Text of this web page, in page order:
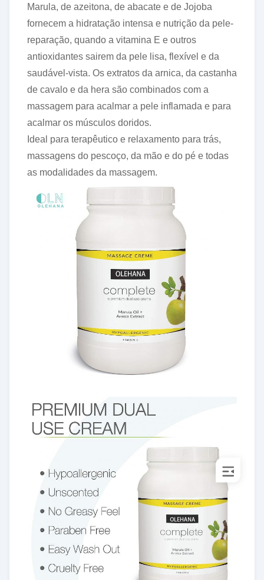
Marula, de azeitona, de abacate e de Jojoba
fornecem a hidratação intensa e nutrição da pele-
reparação, quando a vitamina E e outros
antioxidantes sairem da pele lisa, flexível e da
saudável-vista. Os extratos da arnica, da castanha
de cavalo e da hera são combinados com a
massagem para acalmar a pele inflamada e para
acalmar os músculos doridos.
Ideal para terapêutico e relaxamento para trás,
massagens do pescoço, da mão e do pé e todas
as modalidades da massagem.